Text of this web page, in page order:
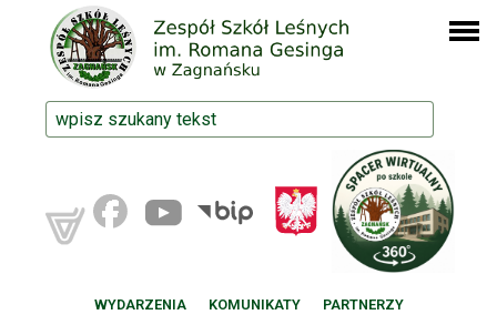
WYDARZENIA KOMUNIKATY PARTNERZY